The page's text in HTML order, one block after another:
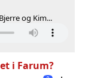
og Kim...
i Farum?